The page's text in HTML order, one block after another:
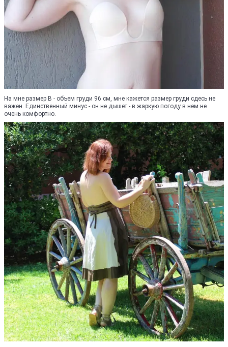
На мне размер B - объем груди 96 см, мне кажется размер груди сдесь не
важен. Единственный минус - он не дышет - в жаркую погоду в нем не
очень комфортно.